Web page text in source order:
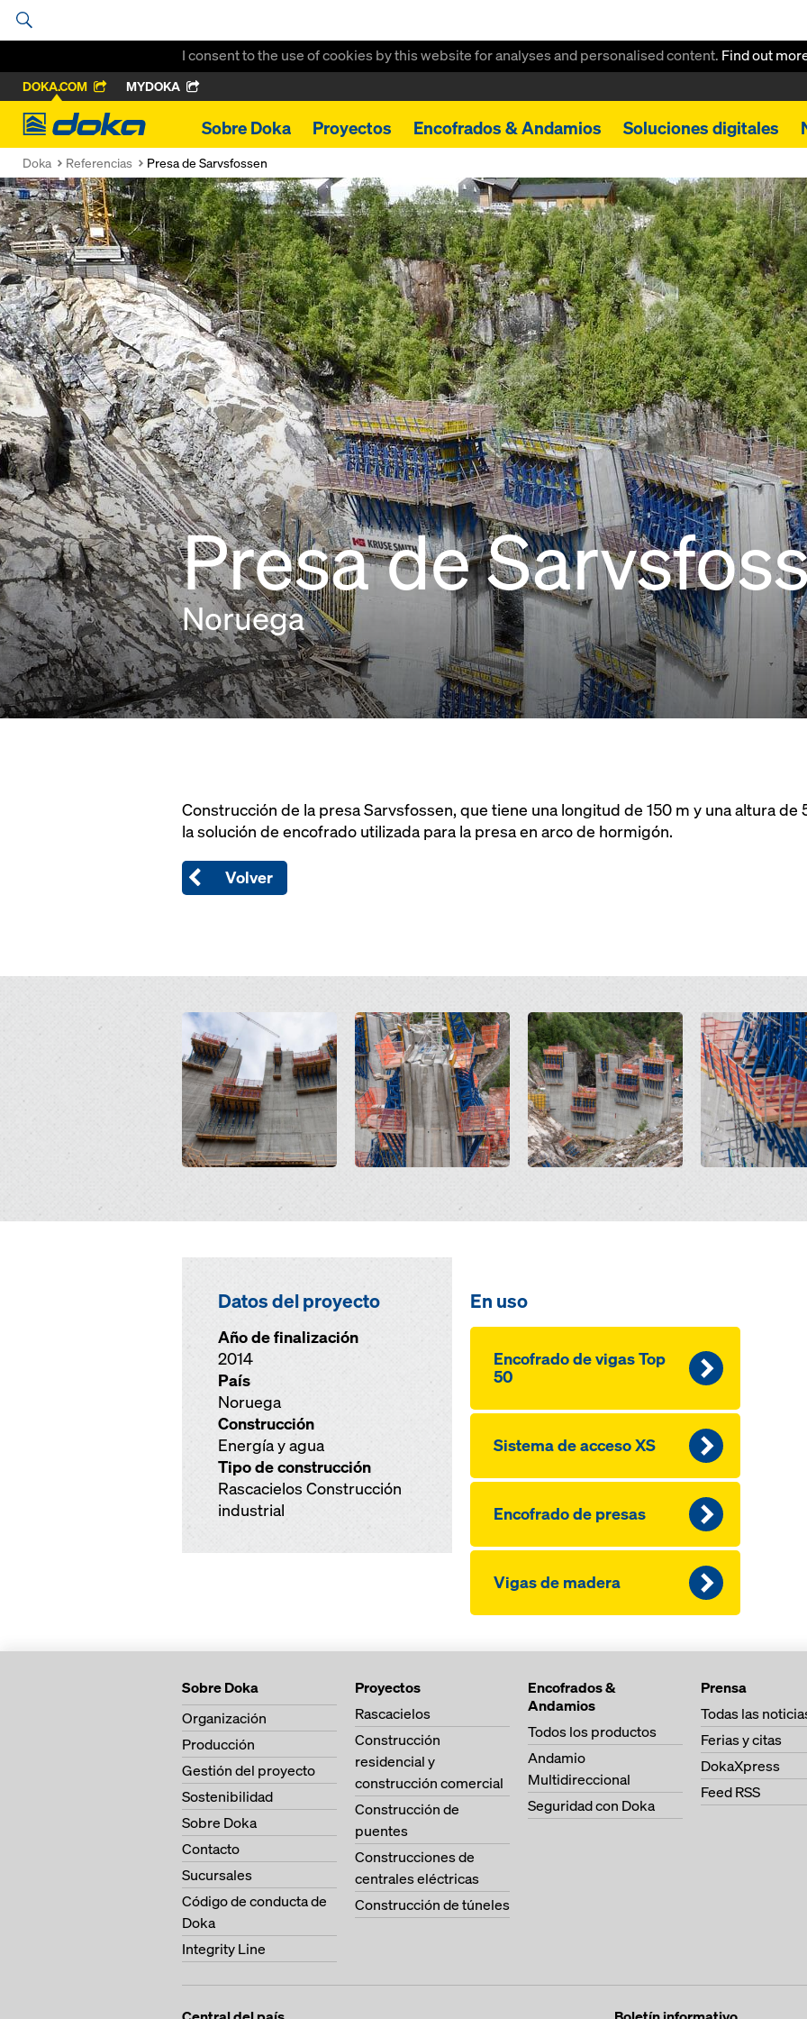
I consent to the use of cookies by this website for analyses and personalised content. Find out
DOKA.COM MYDOKA
Doka
Sobre Doka Proyectos Encofrados & Andamios Soluciones digitales
Doka Referencias Presa de Sarvsfossen
Presa de
Noruega
Construcción de la presa Sarvsfossen, que tiene una longitud de 150 m y una altura
la solución de encofrado utilizada para la presa en arco de hormigón.
Volver
Open Open Open Open
Datos del proyecto
Año de finalización
2014
País
Noruega
Construcción
Energía y agua
Tipo de construcción
Rascacielos Construcción
industrial
En uso
Encofrado de vigas Top
50
Sistema de acceso XS
Encofrado de presas
Vigas de madera
Sobre Doka
Organización
Producción
Gestión del proyecto
Sostenibilidad
Sobre Doka
Contacto
Sucursales
Código de conducta de
Doka
Integrity Line
Proyectos
Rascacielos
Construcción
residencial y
construcción comercial
Construcción de
puentes
Construcciones de
centrales eléctricas
Construcción de túneles
Encofrados &
Andamios
Todos los productos
Andamio
Multidireccional
Seguridad con Doka
Prensa
Todas las
Ferias y citas
DokaXpress
Feed RSS